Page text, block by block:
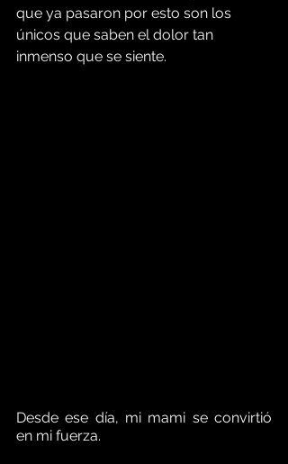
que ya pasaron por esto son los
únicos que saben el dolor tan
inmenso que se siente.
Desde ese día, mi mami se convirtió
en mi fuerza.